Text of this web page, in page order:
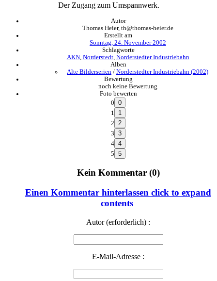
Der Zugang zum Umspannwerk.
Autor
Thomas Heier, th@thomas-heier.de
Erstellt am
Sonntag, 24. November 2002
Schlagworte
AKN, Norderstedt, Norderstedter Industriebahn
Alben
Alte Bilderserien / Norderstedter Industriebahn (2002)
Bewertung
noch keine Bewertung
Foto bewerten
0
1
2
3
4
5
Kein Kommentar (0)
Einen Kommentar hinterlassen click to expand
contents
Autor (erforderlich) :
E-Mail-Adresse :